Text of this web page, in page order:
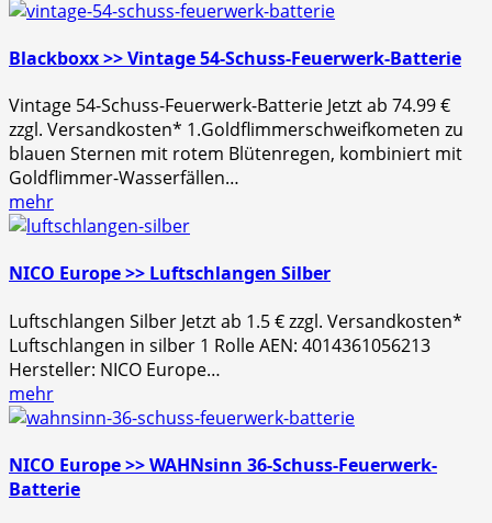
Blackboxx >> Vintage 54-Schuss-Feuerwerk-Batterie
Vintage 54-Schuss-Feuerwerk-Batterie Jetzt ab 74.99 €
zzgl. Versandkosten* 1.Goldflimmerschweifkometen zu
blauen Sternen mit rotem Blütenregen, kombiniert mit
Goldflimmer-Wasserfällen…
mehr
NICO Europe >> Luftschlangen Silber
Luftschlangen Silber Jetzt ab 1.5 € zzgl. Versandkosten*
Luftschlangen in silber 1 Rolle AEN: 4014361056213
Hersteller: NICO Europe…
mehr
NICO Europe >> WAHNsinn 36-Schuss-Feuerwerk-
Batterie